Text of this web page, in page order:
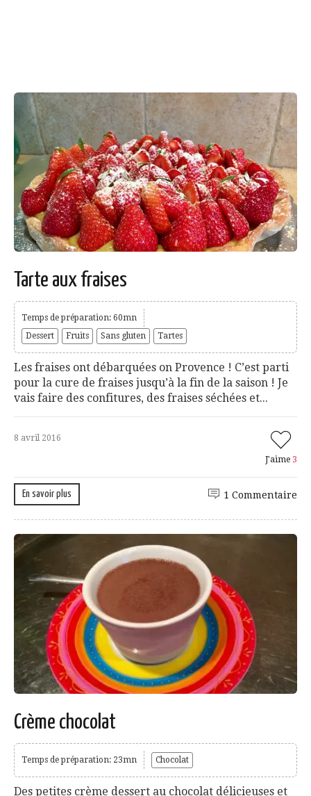
Tarte aux fraises
Temps de préparation: 60mn
Dessert
Fruits Sans gluten Tartes
Les fraises ont débarquées on Provence ! C’est parti
pour la cure de fraises jusqu’à la fin de la saison ! Je
vais faire des confitures, des fraises séchées et...
8 avril 2016
J'aime 3
En savoir plus 1 Commentaire
Crème chocolat
Temps de préparation: 23mn Chocolat
Des petites crème dessert au chocolat délicieuses et